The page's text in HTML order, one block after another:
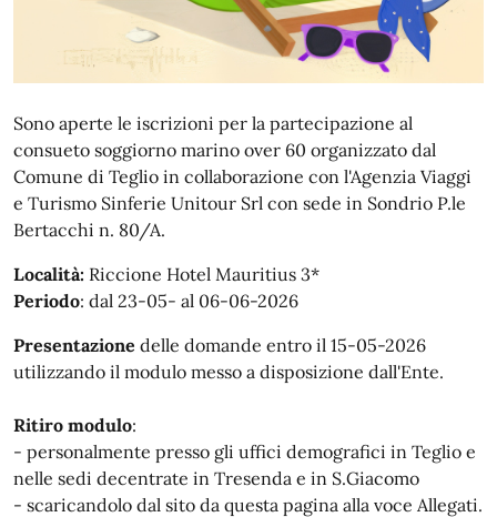
Sono aperte le iscrizioni per la partecipazione al
consueto soggiorno marino over 60 organizzato dal
Comune di Teglio in collaborazione con l'Agenzia Viaggi
e Turismo Sinferie Unitour Srl con sede in Sondrio P.le
Bertacchi n. 80/A.
Località: Riccione Hotel Mauritius 3*
Periodo: dal 23-05- al 06-06-2026
Presentazione delle domande entro il 15-05-2026
utilizzando il modulo messo a disposizione dall'Ente.
Ritiro modulo:
- personalmente presso gli uffici demografici in Teglio e
nelle sedi decentrate in Tresenda e in S.Giacomo
- scaricandolo dal sito da questa pagina alla voce Allegati.